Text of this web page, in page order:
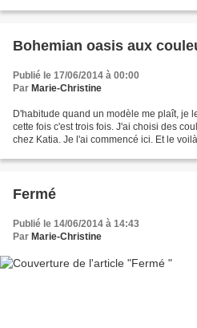
Bohemian oasis aux
Publié le 17/06/2014 à 00:00
Par Marie-Christine
D'habitude quand un modèle me plaît, je
cette fois c'est trois fois. J'ai choisi des
chez Katia. Je l'ai commencé ici. Et le
Fermé
Publié le 14/06/2014 à 14:43
Par Marie-Christine